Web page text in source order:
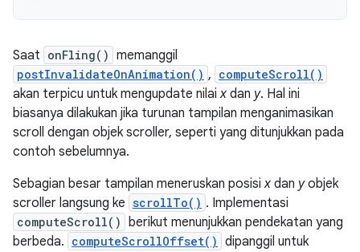
Saat onFling() memanggil
postInvalidateOnAnimation() , computeScroll()
akan terpicu untuk mengupdate nilaix dan y. Hal ini
biasanya dilakukan jika turunan tampilan menganimasikan
scroll dengan objek scroller, seperti yang ditunjukkan pada
contoh sebelumnya.
Sebagian besar tampilan meneruskan posisix dan yobjek
scroller langsung ke scrollTo() . Implementasi
computeScroll() berikut menunjukkan pendekatan yang
berbeda. computeScrollOffset() dipanggil untuk